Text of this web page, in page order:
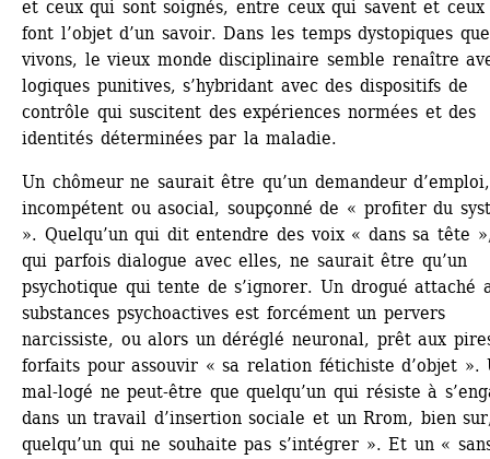
et ceux qui sont soignés, entre ceux qui savent et ceux
font l’objet d’un savoir. Dans les temps dystopiques
vivons, le vieux monde disciplinaire semble renaître
logiques punitives, s’hybridant avec des dispositifs de
contrôle qui suscitent des expériences normées et des
identités déterminées par la maladie.
Un chômeur ne saurait être qu’un demandeur d’emploi,
incompétent ou asocial, soupçonné de « profiter du
». Quelqu’un qui dit entendre des voix « dans sa tête
qui parfois dialogue avec elles, ne saurait être qu’un
psychotique qui tente de s’ignorer. Un drogué attaché
substances psychoactives est forcément un pervers
narcissiste, ou alors un déréglé neuronal, prêt aux
forfaits pour assouvir « sa relation fétichiste d’objet ».
mal-logé ne peut-être que quelqu’un qui résiste à
dans un travail d’insertion sociale et un Rrom, bien
quelqu’un qui ne souhaite pas s’intégrer ». Et un «